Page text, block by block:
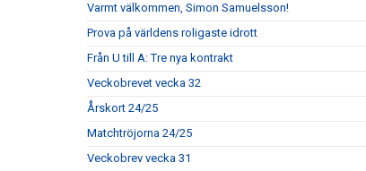
Varmt välkommen, Simon Samuelsson!
Prova på världens roligaste idrott
Från U till A: Tre nya kontrakt
Veckobrevet vecka 32
Årskort 24/25
Matchtröjorna 24/25
Veckobrev vecka 31